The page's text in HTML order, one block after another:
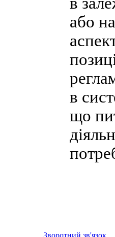
або
в
що
Зворотний зв'язок